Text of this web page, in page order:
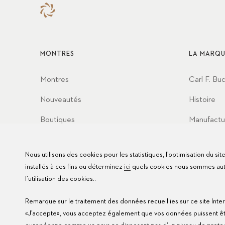
MONTRES
Montres
Nouveautés
Boutiques
LA
Carl F.
Histoire
Nous utilisons des cookies pour les statistiques, l’optimisation du
installés à ces fins ou déterminez ici quels cookies nous sommes
l’utilisation des cookies..
Remarque sur le traitement des données recueillies sur ce site
«J’accepte», vous acceptez également que vos données puissent